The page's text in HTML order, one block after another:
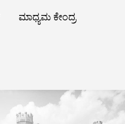
ಮಾಧ್ಯಮ ಕೇಂದ್ರ